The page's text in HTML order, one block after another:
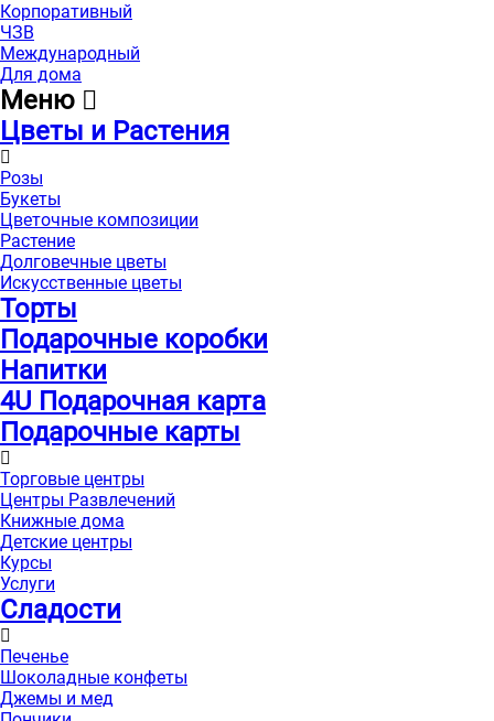
Корпоративный
ЧЗВ
Международный
Для дома
Меню
Цветы и Растения
Розы
Букеты
Цветочные композиции
Растение
Долговечные цветы
Искусственные цветы
Торты
Подарочные коробки
Напитки
4U Подарочная карта
Подарочные карты
Торговые центры
Центры Развлечений
Книжные дома
Детские центры
Курсы
Услуги
Сладости
Печенье
Шоколадные конфеты
Джемы и мед